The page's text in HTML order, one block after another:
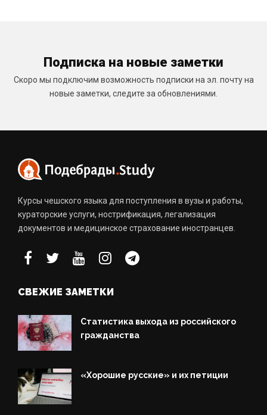
Подписка на новые заметки
Скоро мы подключим возможность подписки на эл. почту на
новые заметки, следите за обновлениями.
Курсы чешского языка для поступления в вузы и работы,
кураторские услуги, нострификация, легализация
документов и медицинское страхование иностранцев.
СВЕЖИЕ ЗАМЕТКИ
Статистика выхода из российского
гражданства
«Хорошие русские» и их петиции